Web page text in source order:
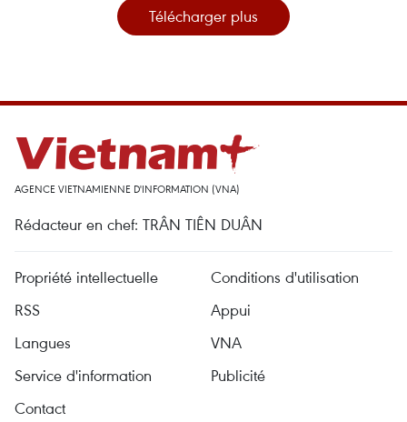
Télécharger plus
AGENCE VIETNAMIENNE D'INFORMATION (VNA)
Rédacteur en chef: TRÂN TIÊN DUÂN
Propriété intellectuelle
Conditions d'utilisation
RSS
Appui
Langues
VNA
Service d'information
Publicité
Contact